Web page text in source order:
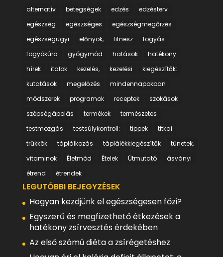
alternatív betegségek edzés
edzésterv
egészség
egészséges
egészségmegőrzés
egészségügyi
előnyök, fitnesz
fogyás
fogyókúra
gyógymód hatások
hatékony
hírek
italok kezelés, kezelési
kiegészítők:
kutatások
megelőzés
mindennapokban
módszerek
programok receptek
szokások
szépségápolás
termékek
természetes
testmozgás
testsúlykontroll: tippek
titkai
trükkök
táplálkozás táplálékkiegészítők
tünetek,
vitaminok
Életmód Ételek Útmutató
ásványi
étrend
étrendek
LEGUTÓBBI BEJEGYZÉSEK
Hogyan kezdjünk el egészségesen főzi?
Egyszerű és megfizethető étkezések a
hatékony zsírvesztés érdekében
Az első számú diéta a zsírégetéshez